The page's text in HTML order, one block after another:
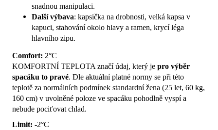
snadnou manipulaci.
Další výbava: kapsička na drobnosti, velká kapsa v
kapuci, stahování okolo hlavy a ramen, krycí léga
hlavního zipu.
Comfort: 2°C
KOMFORTNÍ TEPLOTA značí údaj, který je pro výběr
spacáku to pravé. Dle aktuální platné normy se při této
teplotě za normálních podmínek standardní žena (25 let, 60 kg,
160 cm) v uvolněné poloze ve spacáku pohodlně vyspí a
nebude pociťovat chlad.
Limit: -2°C